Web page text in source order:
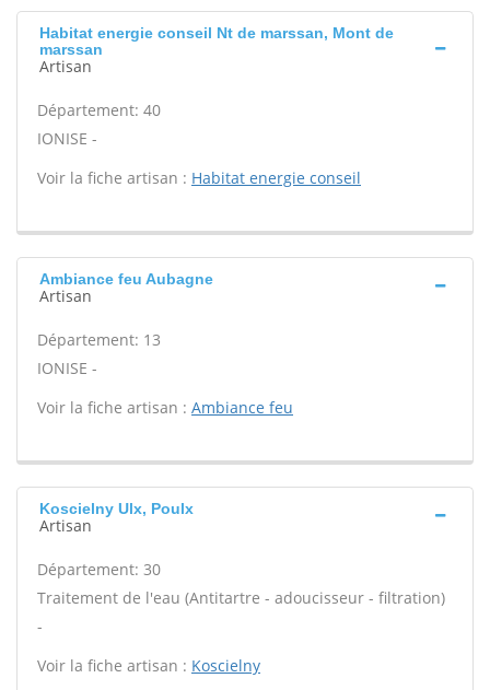
Habitat energie conseil Nt de marssan, Mont de
marssan
Artisan
Département: 40
IONISE -
Voir la fiche artisan : Habitat energie conseil
Ambiance feu Aubagne
Artisan
Département: 13
IONISE -
Voir la fiche artisan : Ambiance feu
Koscielny Ulx, Poulx
Artisan
Département: 30
Traitement de l'eau (Antitartre - adoucisseur - filtration)
-
Voir la fiche artisan : Koscielny